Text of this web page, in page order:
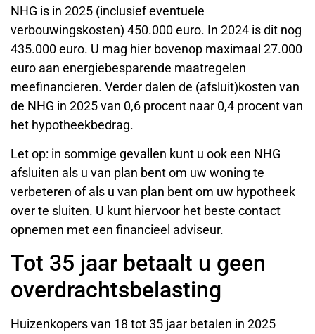
NHG is in 2025 (inclusief eventuele
verbouwingskosten) 450.000 euro. In 2024 is dit nog
435.000 euro. U mag hier bovenop maximaal 27.000
euro aan energiebesparende maatregelen
meefinancieren. Verder dalen de (afsluit)kosten van
de NHG in 2025 van 0,6 procent naar 0,4 procent van
het hypotheekbedrag.
Let op: in sommige gevallen kunt u ook een NHG
afsluiten als u van plan bent om uw woning te
verbeteren of als u van plan bent om uw hypotheek
over te sluiten. U kunt hiervoor het beste contact
opnemen met een financieel adviseur.
Tot 35 jaar betaalt u geen
overdrachtsbelasting
Huizenkopers van 18 tot 35 jaar betalen in 2025